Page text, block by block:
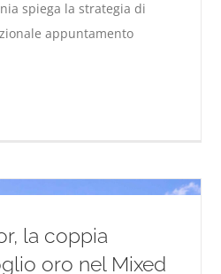
spiega la strategia di
appuntamento
la coppia
oro nel Mixed